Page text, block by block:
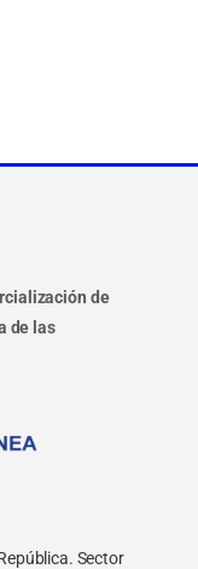
de
de las
Sector